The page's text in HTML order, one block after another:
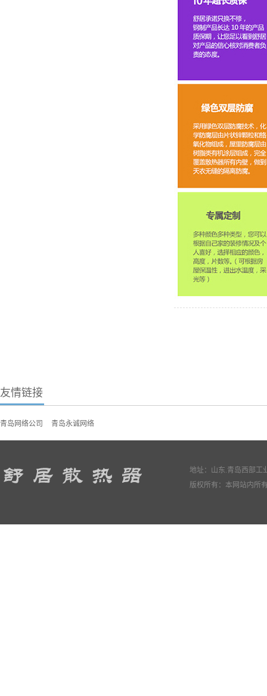
友情链接
青岛网络公司 青岛永诚网络
地址：山东.青岛西部
版权所有：本网站内所